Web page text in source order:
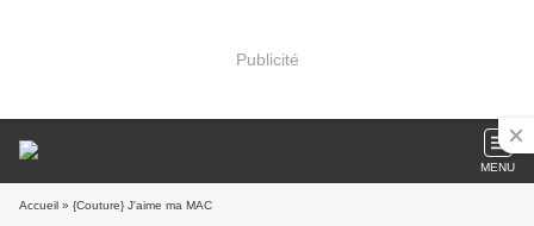
Publicité
MENU
Accueil » {Couture} J'aime ma MAC